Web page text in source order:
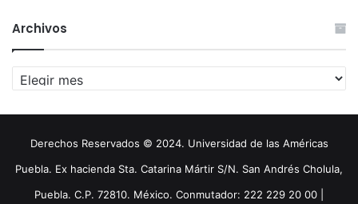
Archivos
Archivos
Derechos Reservados © 2024. Universidad de las Américas
Puebla. Ex hacienda Sta. Catarina Mártir S/N. San Andrés Cholula,
Puebla. C.P. 72810. México. Conmutador: 222 229 20 00 |